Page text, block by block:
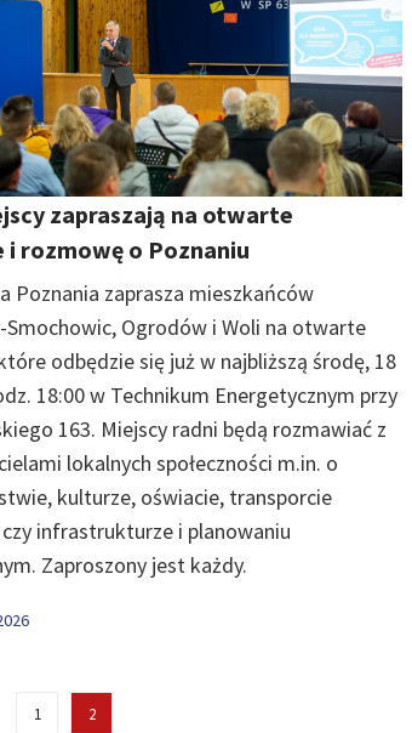
zapraszają na otwarte
i rozmowę o Poznaniu
Poznania zaprasza mieszkańców
Smochowic, Ogrodów i Woli na otwarte
odbędzie się już w najbliższą środę, 18
18:00 w Technikum Energetycznym przy
163. Miejscy radni będą rozmawiać z
lokalnych społeczności m.in. o
kulturze, oświacie, transporcie
infrastrukturze i planowaniu
Zaproszony jest każdy.
1 2